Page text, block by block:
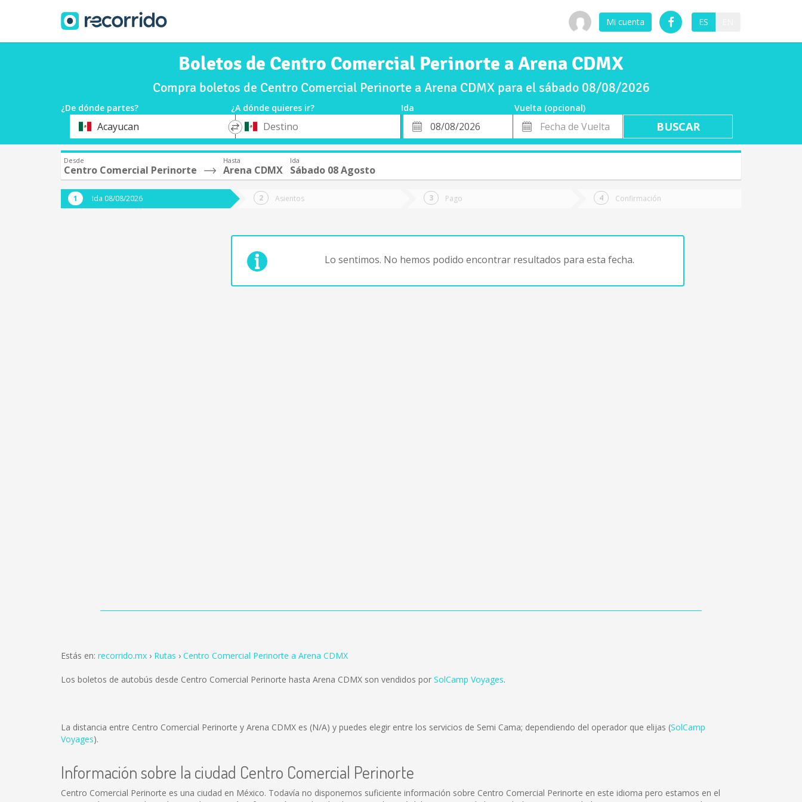
Mi cuenta ES
Boletos de Centro Comercial Perinorte a Arena CDMX
Compra boletos de Centro Comercial Perinorte a Arena CDMX para el sábado 08/08/2026
¿De dónde partes? ¿A dónde quieres ir? Ida
Vuelta (opcional)
OrigenAcayucan
*
Destino
Fecha
de
Fecha
de
Vuelta
Desde
Centro Comercial Perinorte
Hasta
Arena CDMX
Ida
Sábado 08 Agosto
Ida 08/08/2026 Asientos Pago Confirmación
Lo sentimos. No hemos podido encontrar resultados para esta fecha.
Estás en: recorrido.mx Rutas Centro Comercial Perinorte a Arena CDMX
Los boletos de autobús desde Centro Comercial Perinorte hasta Arena CDMX son vendidos por SolCamp Voyages.
La distancia entre Centro Comercial Perinorte y Arena CDMX es (N/A) y puedes elegir entre los servicios de Semi Cama; dependiendo del operador que elijas (SolCamp
Voyages).
Información sobre la ciudad Centro Comercial Perinorte
Centro Comercial Perinorte es una ciudad en México. Todavía no disponemos suficiente información sobre Centro Comercial Perinorte en este idioma pero estamos en el